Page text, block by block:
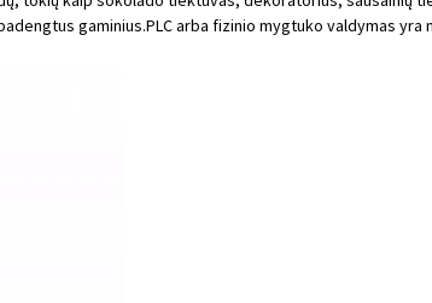
gaminius.PLC arba fizinio mygtuko valdymas yra